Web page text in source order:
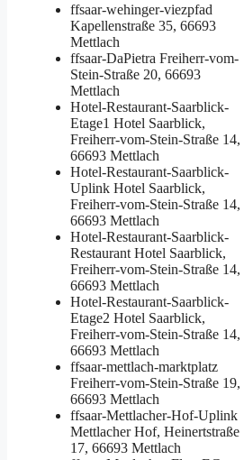
ffsaar-wehinger-viezpfad
Kapellenstraße 35, 66693
Mettlach
ffsaar-DaPietra Freiherr-vom-
Stein-Straße 20, 66693
Mettlach
Hotel-Restaurant-Saarblick-
Etage1 Hotel Saarblick,
Freiherr-vom-Stein-Straße 14,
66693 Mettlach
Hotel-Restaurant-Saarblick-
Uplink Hotel Saarblick,
Freiherr-vom-Stein-Straße 14,
66693 Mettlach
Hotel-Restaurant-Saarblick-
Restaurant Hotel Saarblick,
Freiherr-vom-Stein-Straße 14,
66693 Mettlach
Hotel-Restaurant-Saarblick-
Etage2 Hotel Saarblick,
Freiherr-vom-Stein-Straße 14,
66693 Mettlach
ffsaar-mettlach-marktplatz
Freiherr-vom-Stein-Straße 19,
66693 Mettlach
ffsaar-Mettlacher-Hof-Uplink
Mettlacher Hof, Heinertstraße
17, 66693 Mettlach